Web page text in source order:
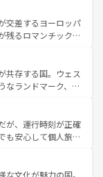
スペインはその個
する。 なお、新着のスペイン情報は コ
宮殿、歴史的な大
然が、訪れる者を心
の国としても知ら
、プロヴァンスの
しみ方が可能だ。さ
ており、どの街角に
なる文化を体験で
情報はコンテンツ一覧
交差するヨーロッパ
残るロマンチック街
ることがない。ベ
アルプスの絶景、そ
風景は必見。ビール
、新着の
てほしい。
共存する国。ウェス
なランドマーク、歴
雅なアフタヌーン
国パブ、サッカー観
豊富。イギリスを旅
が、運行時刻が正確
も安心して個人旅行
ではのユニークな
町歩きも満喫する
文化が魅力の国。